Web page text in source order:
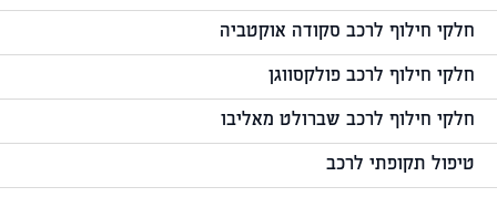
חלקי חילוף לרכב סקודה אוקטביה
חלקי חילוף לרכב פולקסווגן
חלקי חילוף לרכב שברולט מאליבו
טיפול תקופתי לרכב